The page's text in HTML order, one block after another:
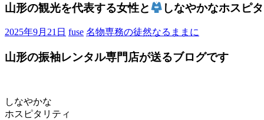
ブ
グ
す。
山形の観光を代表する女性と しなやかなホスピ
2025年9月21日 fuse 名物専務の徒然なるままに
山形の振袖レンタル専門店が送るブログです
しなやかな
ホスピタリティ